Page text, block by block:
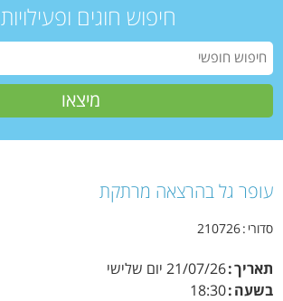
חיפוש חוגים ופעילויות
עופר גל בהרצאה מרתקת
סדורי 210726
תאריך 21/07/26 יום שלישי
בשעה 18:30